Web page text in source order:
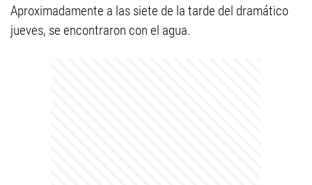
Aproximadamente a las siete de la tarde del dramático
jueves, se encontraron con el agua.